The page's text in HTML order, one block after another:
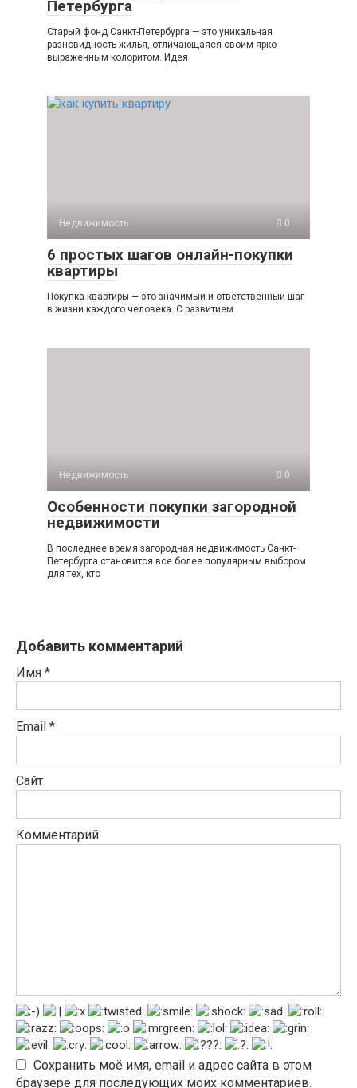
Петербурга
Старый фонд Санкт-Петербурга — это уникальная
разновидность жилья, отличающаяся своим ярко
выраженным колоритом. Идея
Недвижимость 0
6 простых шагов онлайн-покупки
квартиры
Покупка квартиры — это значимый и ответственный шаг
в жизни каждого человека. С развитием
Недвижимость 0
Особенности покупки загородной
недвижимости
В последнее время загородная недвижимость Санкт-
Петербурга становится все более популярным выбором
для тех, кто
Добавить комментарий
Имя *
Email *
Сайт
Комментарий
Сохранить моё имя, email и адрес сайта в этом
браузере для последующих моих комментариев.